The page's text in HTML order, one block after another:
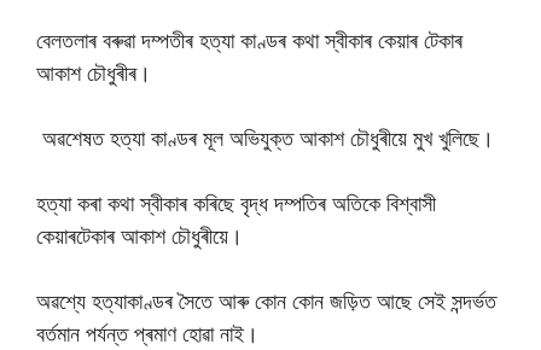
বেলতলাৰ বৰুৱা দম্পতীৰ হত্যা কাণ্ডৰ কথা স্বীকাৰ কেয়াৰ টেকাৰ
আকাশ চৌধুৰীৰ।
অৱশেষত হত্যা কাণ্ডৰ মূল অভিযুক্ত আকাশ চৌধুৰীয়ে মুখ খুলিছে।
হত্যা কৰা কথা স্বীকাৰ কৰিছে বৃদ্ধ দম্পতিৰ অতিকে বিশ্বাসী
কেয়াৰটেকাৰ আকাশ চৌধুৰীয়ে।
অৱশ্যে হত্যাকাণ্ডৰ সৈতে আৰু কোন কোন জড়িত আছে সেই সন্দৰ্ভত
বৰ্তমান পৰ্যন্ত প্ৰমাণ হোৱা নাই।